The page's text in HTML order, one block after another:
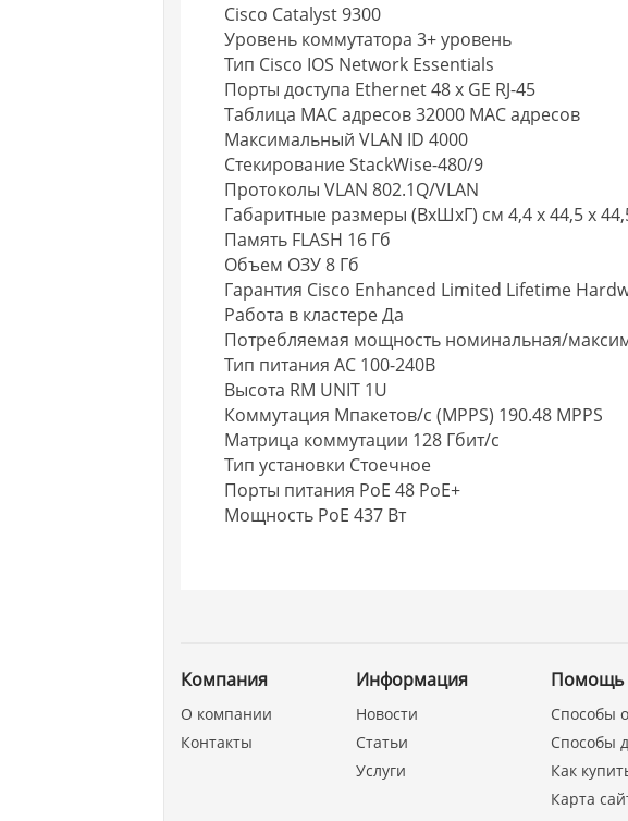
Cisco Catalyst 9300
Уровень коммутатора 3+ уровень
Тип Cisco IOS Network Essentials
Порты доступа Ethernet 48 x GE RJ-45
Таблица MAC адресов 32000 MAC адресов
Максимальный VLAN ID 4000
Стекирование StackWise-480/9
Протоколы VLAN 802.1Q/VLAN
Габаритные размеры (ВхШхГ) см 4,4 x 44,5 x
Память FLASH 16 Гб
Объем ОЗУ 8 Гб
Гарантия Cisco Enhanced Limited Lifetime
Работа в кластере Да
Потребляемая мощность номинальная/
Тип питания AC 100-240В
Высота RM UNIT 1U
Коммутация Мпакетов/с (MPPS) 190.48 MPPS
Матрица коммутации 128 Гбит/с
Тип установки Стоечное
Порты питания PoE 48 PoE+
Мощность PoE 437 Вт
Компания
О компании
Контакты
Информация
Новости
Статьи
Услуги
Помощь
Способы
Способы
Как
Карта